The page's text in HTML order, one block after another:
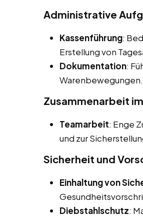
Administrative
Kassenführung:
Erstellung von
Dokumentation:
Warenbewegungen.
Zusammenarbeit
Teamarbeit: Enge
und zur
Sicherheit und
Einhaltung von
Diebstahlschutz: